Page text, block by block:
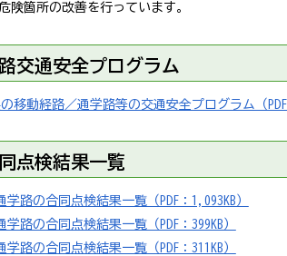
険箇所の改善を行っています。
交通安全プログラム
移動経路／通学路等の交通安全プログラム（PDF
点検結果一覧
学路の合同点検結果一覧（PDF：1,093KB）
学路の合同点検結果一覧（PDF：399KB）
学路の合同点検結果一覧（PDF：311KB）